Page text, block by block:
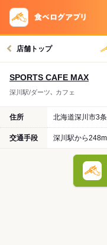
店舗トップ
SPORTS CAFE MAX
深川駅/ダーツ､ カフェ
住所 北海道深川市3
交通手段 深川駅から248m